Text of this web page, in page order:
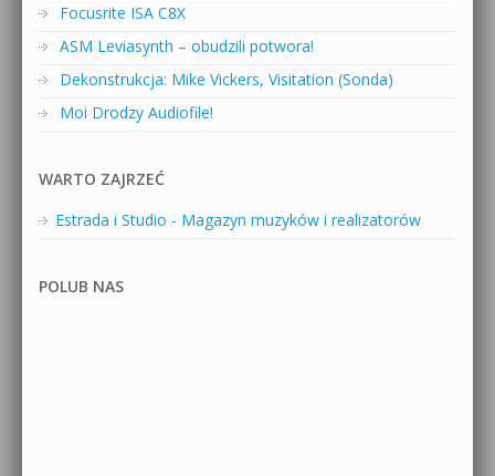
Focusrite ISA C8X
ASM Leviasynth – obudzili potwora!
Dekonstrukcja: Mike Vickers, Visitation (Sonda)
Moi Drodzy Audiofile!
WARTO ZAJRZEĆ
Estrada i Studio - Magazyn muzyków i realizatorów
POLUB NAS